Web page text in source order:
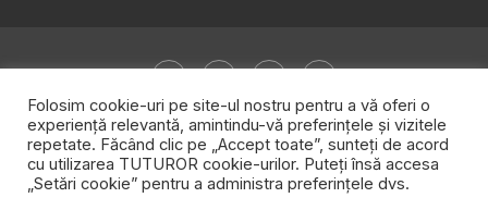
Despre noi Publicitate
Politica de confidențialitate
Contact
Folosim cookie-uri pe site-ul nostru pentru a vă oferi o
experiență relevantă, amintindu-vă preferințele și vizitele
repetate. Făcând clic pe „Accept toate”, sunteți de acord
cu utilizarea TUTUROR cookie-urilor. Puteți însă accesa
„Setări cookie” pentru a administra preferințele dvs.